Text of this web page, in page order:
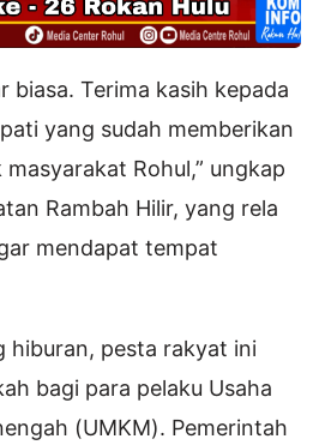
biasa. Terima kasih kepada
yang sudah memberikan
Rohul,” ungkap
Rambah Hilir, yang rela
mendapat tempat
hiburan, pesta rakyat ini
bagi para pelaku Usaha
(UMKM). Pemerintah